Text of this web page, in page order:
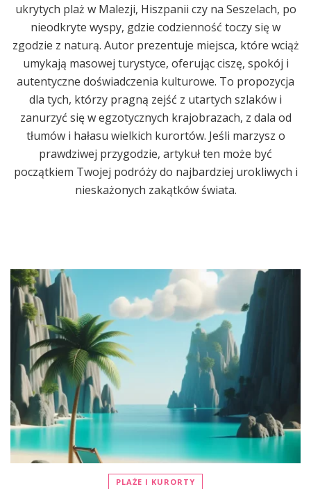
ukrytych plaż w Malezji, Hiszpanii czy na Seszelach, po
nieodkryte wyspy, gdzie codzienność toczy się w
zgodzie z naturą. Autor prezentuje miejsca, które wciąż
umykają masowej turystyce, oferując ciszę, spokój i
autentyczne doświadczenia kulturowe. To propozycja
dla tych, którzy pragną zejść z utartych szlaków i
zanurzyć się w egzotycznych krajobrazach, z dala od
tłumów i hałasu wielkich kurortów. Jeśli marzysz o
prawdziwej przygodzie, artykuł ten może być
początkiem Twojej podróży do najbardziej urokliwych i
nieskażonych zakątków świata.
PLAŻE I KURORTY